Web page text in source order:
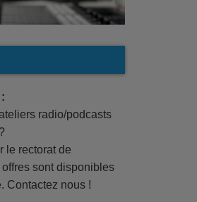
radio/podcasts
le rectorat de
sont disponibles
Contactez nous !